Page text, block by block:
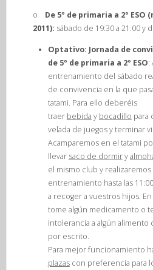
o De 5º de primaria a 2º ESO
2011): sábado de 19:30 a 21:00 y
Optativo: Jornada de
de 5º de primaria a 2º ESO:
entrenamiento del sábado
de convivencia en la que
tatami. Para ello deberéis
traer bebida y bocadillo para
velada de juegos y terminar
Acamparemos en el tatami
llevar saco de dormiry
el mismo club y
entrenamiento hasta las
a recoger a vuestros hijos.
tome algún medicamento o
intolerancia a algún
por escrito.
Para mejor funcionamiento
plazascon preferencia para